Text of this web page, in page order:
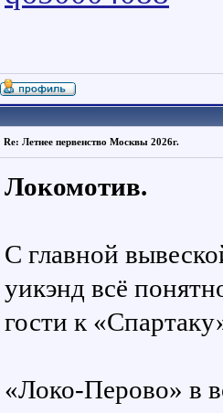
Re: Летнее первенство Москвы 2026г.
Локомотив.
С главной
уикэнд всё
гости к
«Локо-Перово» в